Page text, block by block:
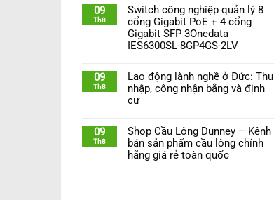
09
Th8
Switch công nghiệp quản lý 8
cổng Gigabit PoE + 4 cổng
Gigabit SFP 3Onedata
IES6300SL-8GP4GS-2LV
09
Th8
Lao động lành nghề ở Đức: Thu
nhập, công nhận bằng và định
cư
09
Th8
Shop Cầu Lông Dunney – Kênh
bán sản phẩm cầu lông chính
hãng giá rẻ toàn quốc